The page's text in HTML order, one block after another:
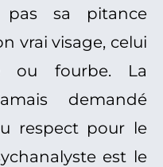
pas sa pitance
vrai visage, celui
ou fourbe. La
demandé
respect pour le
est le